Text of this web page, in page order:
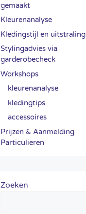
gemaakt
Kleurenanalyse
Kledingstijl en uitstraling
Stylingadvies via
garderobecheck
Workshops
kleurenanalyse
kledingtips
accessoires
Prijzen & Aanmelding
Particulieren
Zoeken